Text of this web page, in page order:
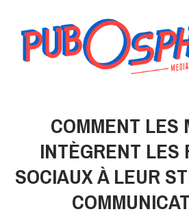
COMMENT LES
INTÈGRENT LES
SOCIAUX À LEUR